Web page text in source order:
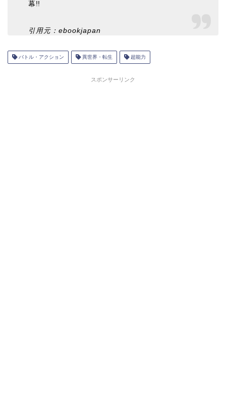
幕!!
引用元：ebookjapan
バトル・アクション 異世界・転生 超能力
スポンサーリンク